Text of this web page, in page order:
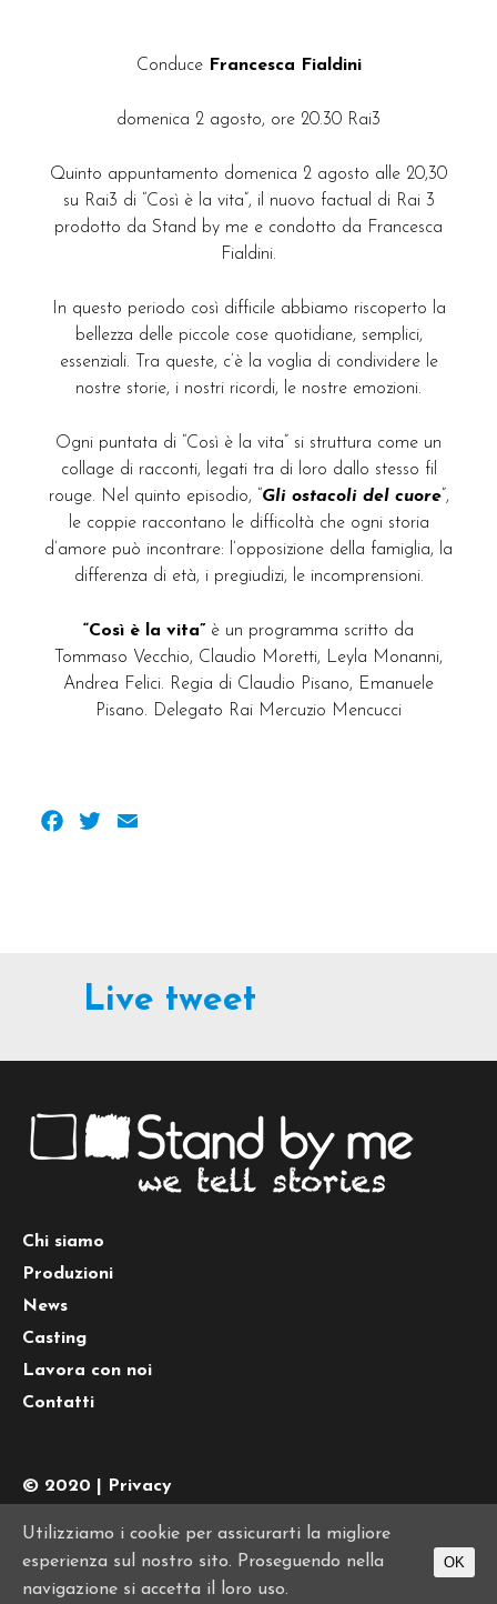
Conduce Francesca Fialdini
domenica 2 agosto, ore 20.30 Rai3
Quinto appuntamento domenica 2 agosto alle 20,30
su Rai3 di “Così è la vita”, il nuovo factual di Rai 3
prodotto da Stand by me e condotto da Francesca
Fialdini.
In questo periodo così difficile abbiamo riscoperto la
bellezza delle piccole cose quotidiane, semplici,
essenziali. Tra queste, c’è la voglia di condividere le
nostre storie, i nostri ricordi, le nostre emozioni.
Ogni puntata di “Così è la vita” si struttura come un
collage di racconti, legati tra di loro dallo stesso fil
rouge. Nel quinto episodio, “ Gli ostacoli del cuore”,
le coppie raccontano le difficoltà che ogni storia
d’amore può incontrare: l’opposizione della famiglia, la
differenza di età, i pregiudizi, le incomprensioni.
“Così è la vita” è un programma scritto da
Tommaso Vecchio, Claudio Moretti, Leyla Monanni,
Andrea Felici. Regia di Claudio Pisano, Emanuele
Pisano. Delegato Rai Mercuzio Mencucci
Facebook
Twitter
Live tweet
Chi siamo
Produzioni
News
Casting
Lavora con noi
Contatti
© 2020 |
Privacy
Utilizziamo i cookie per assicurarti la migliore
esperienza sul nostro sito. Proseguendo nella
navigazione si accetta il loro uso.
OK